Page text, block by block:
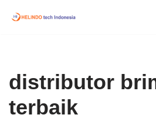
distributor
terbaik